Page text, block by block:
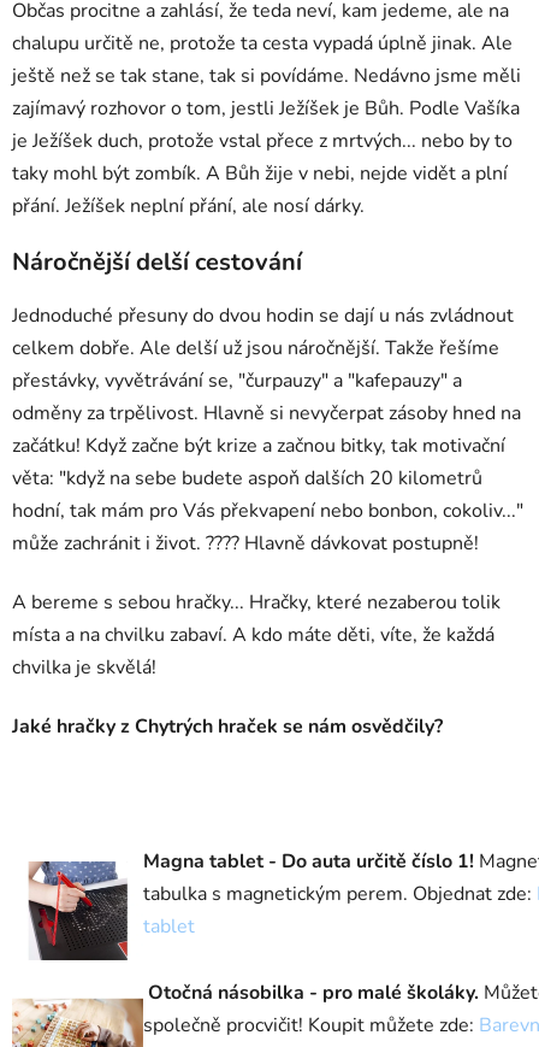
Občas procitne a zahlásí, že teda neví, kam jedeme, ale na
chalupu určitě ne, protože ta cesta vypadá úplně jinak. Ale
ještě než se tak stane, tak si povídáme. Nedávno jsme měli
zajímavý rozhovor o tom, jestli Ježíšek je Bůh. Podle Vašíka
je Ježíšek duch, protože vstal přece z mrtvých... nebo by to
taky mohl být zombík. A Bůh žije v nebi, nejde vidět a plní
přání. Ježíšek neplní přání, ale nosí dárky.
Náročnější delší cestování
Jednoduché přesuny do dvou hodin se dají u nás zvládnout
celkem dobře. Ale delší už jsou náročnější. Takže řešíme
přestávky, vyvětrávání se, "čurpauzy" a "kafepauzy" a
odměny za trpělivost. Hlavně si nevyčerpat zásoby hned na
začátku! Když začne být krize a začnou bitky, tak motivační
věta: "když na sebe budete aspoň dalších 20 kilometrů
hodní, tak mám pro Vás překvapení nebo bonbon, cokoliv..."
může zachránit i život. ???? Hlavně dávkovat postupně!
A bereme s sebou hračky... Hračky, které nezaberou tolik
místa a na chvilku zabaví. A kdo máte děti, víte, že každá
chvilka je skvělá!
Jaké hračky z Chytrých hraček se nám osvědčily?
Magna tablet - Do auta určitě číslo 1!
tabulka s magnetickým perem. Objednat zde:
tablet
Otočná násobilka - pro malé školáky.
společně procvičit! Koupit můžete zde: